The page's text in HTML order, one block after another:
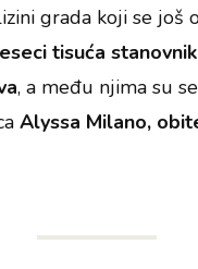
grada koji se još
tisuća
, a među njima su
Alyssa Milano,